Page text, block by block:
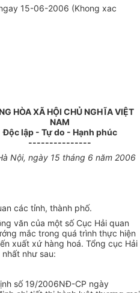
15-06-2006 (Khong xac
HÒA XÃ HỘI CHỦ NGHĨA VIỆT
NAM
Độc lập - Tự do - Hạnh phúc
---------------
Nội, ngày 15 tháng 6 năm 2006
các tỉnh, thành phố.
văn của một số Cục Hải quan
mắc trong quá trình thực hiện
xuất xứ hàng hoá. Tổng cục Hải
như sau:
số 19/2006NĐ-CP ngày